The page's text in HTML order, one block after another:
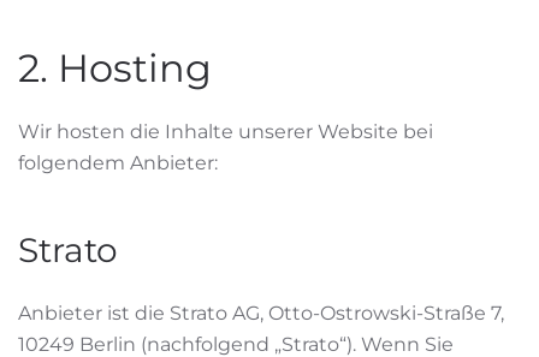
2. Hosting
Wir hosten die Inhalte unserer Website bei
folgendem Anbieter:
Strato
Anbieter ist die Strato AG, Otto-Ostrowski-Straße 7,
10249 Berlin (nachfolgend „Strato“). Wenn Sie